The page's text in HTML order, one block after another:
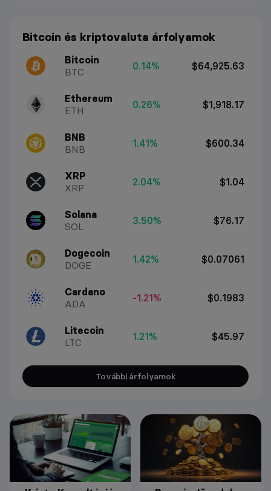
Bitcoin és kriptovaluta árfolyamok
Bitcoin
BTC
0.14% $64,925.63
Ethereum
ETH
0.26% $1,918.17
BNB
BNB
1.41% $600.34
XRP
XRP
2.04% $1.04
Solana
SOL
3.50% $76.17
Dogecoin
DOGE
1.42% $0.07061
Cardano
ADA
-1.21% $0.1983
Litecoin
LTC
1.21% $45.97
További árfolyamok